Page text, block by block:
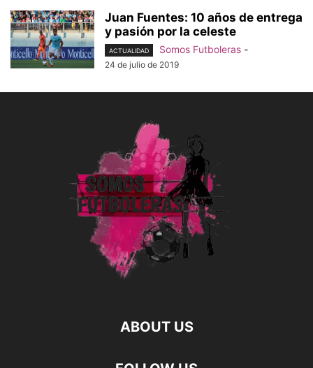
Juan Fuentes: 10 años de entrega
y pasión por la celeste
ACTUALIDAD Somos Futboleras -
24 de julio de 2019
ABOUT US